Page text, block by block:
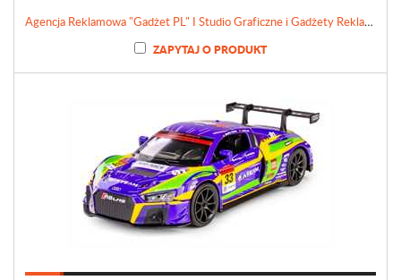
Agencja Reklamowa "Gadżet PL" I Studio Graficzne i Gadżety Reklamowe
ZAPYTAJ O PRODUKT